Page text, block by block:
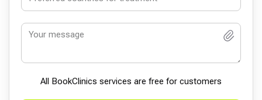
All BookСlinics services are free for customers